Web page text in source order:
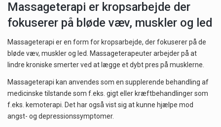
Massageterapi er kropsarbejde der
fokuserer på bløde væv, muskler og led
Massageterapi er en form for kropsarbejde, der fokuserer på de
bløde væv, muskler og led. Massageterapeuter arbejder på at
lindre kroniske smerter ved at lægge et dybt pres på musklerne.
Massageterapi kan anvendes som en supplerende behandling af
medicinske tilstande som f.eks. gigt eller kræftbehandlinger som
f.eks. kemoterapi. Det har også vist sig at kunne hjælpe mod
angst- og depressionssymptomer.